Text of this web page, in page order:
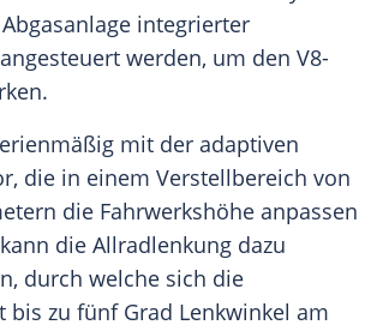
Abgasanlage integrierter
werden, um den V8-
mit der adaptiven
die in einem Verstellbereich von
die Fahrwerkshöhe anpassen
die Allradlenkung dazu
durch welche sich die
bis zu fünf Grad Lenkwinkel am